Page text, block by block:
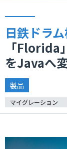
日鉄ドラ
「Florida
をJavaへ
製品
マイグレーション